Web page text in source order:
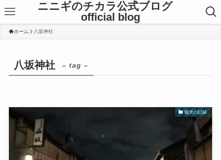
ニニギのチカラ公式ブログ
official blog
ホーム 八坂神社
八坂神社 – tag –
観光の記録